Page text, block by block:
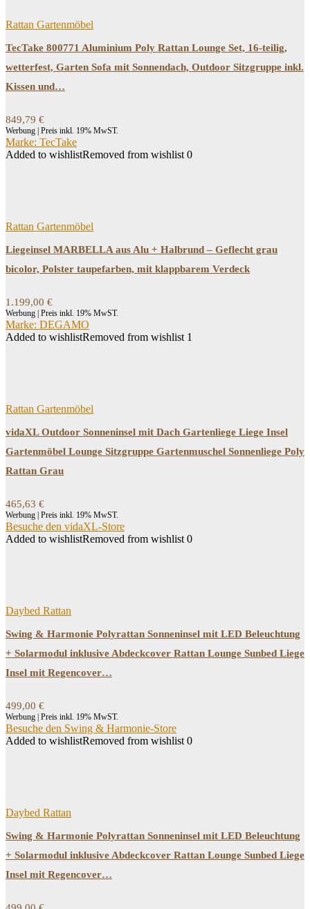
Rattan Gartenmöbel
TecTake 800771 Aluminium Poly Rattan Lounge Set, 16-teilig,
wetterfest, Garten Sofa mit Sonnendach, Outdoor Sitzgruppe inkl.
Kissen und…
849,79 €
Werbung | Preis inkl. 19% MwST.
Marke: TecTake
Added to wishlistRemoved from wishlist 0
Rattan Gartenmöbel
Liegeinsel MARBELLA aus Alu + Halbrund – Geflecht grau
bicolor, Polster taupefarben, mit klappbarem Verdeck
1.199,00 €
Werbung | Preis inkl. 19% MwST.
Marke: DEGAMO
Added to wishlistRemoved from wishlist 1
Rattan Gartenmöbel
vidaXL Outdoor Sonneninsel mit Dach Gartenliege Liege Insel
Gartenmöbel Lounge Sitzgruppe Gartenmuschel Sonnenliege Poly
Rattan Grau
465,63 €
Werbung | Preis inkl. 19% MwST.
Besuche den vidaXL-Store
Added to wishlistRemoved from wishlist 0
Daybed Rattan
Swing & Harmonie Polyrattan Sonneninsel mit LED Beleuchtung
+ Solarmodul inklusive Abdeckcover Rattan Lounge Sunbed Liege
Insel mit Regencover…
499,00 €
Werbung | Preis inkl. 19% MwST.
Besuche den Swing & Harmonie-Store
Added to wishlistRemoved from wishlist 0
Daybed Rattan
Swing & Harmonie Polyrattan Sonneninsel mit LED Beleuchtung
+ Solarmodul inklusive Abdeckcover Rattan Lounge Sunbed Liege
Insel mit Regencover…